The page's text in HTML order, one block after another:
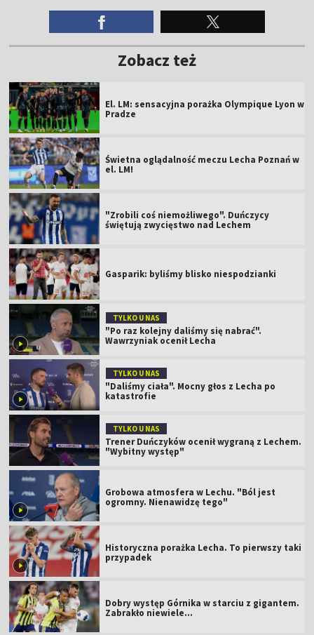
Zobacz też
El. LM: sensacyjna porażka Olympique Lyon w
Pradze
Świetna oglądalność meczu Lecha Poznań w
el. LM!
"Zrobili coś niemożliwego". Duńczycy
świętują zwycięstwo nad Lechem
Gasparik: byliśmy blisko niespodzianki
TYLKO U NAS
"Po raz kolejny daliśmy się nabrać".
Wawrzyniak ocenił Lecha
TYLKO U NAS
"Daliśmy ciała". Mocny głos z Lecha po
katastrofie
TYLKO U NAS
Trener Duńczyków ocenił wygraną z Lechem.
"Wybitny występ"
Grobowa atmosfera w Lechu. "Ból jest
ogromny. Nienawidzę tego"
Historyczna porażka Lecha. To pierwszy taki
przypadek
Dobry występ Górnika w starciu z gigantem.
Zabrakło niewiele...